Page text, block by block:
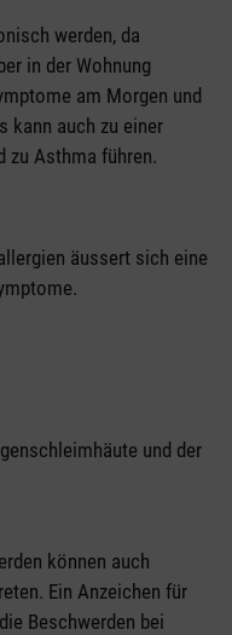
werden, da
in der Wohnung
am Morgen und
kann auch zu einer
zu Asthma führen.
äussert sich eine
und der
können auch
Ein Anzeichen für
Beschwerden bei